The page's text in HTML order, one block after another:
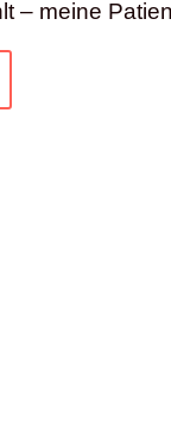
– meine